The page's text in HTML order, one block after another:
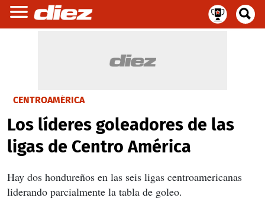
CENTROAMÉRICA
Los líderes goleadores de las
ligas de Centro América
Hay dos hondureños en las seis ligas centroamericanas
liderando parcialmente la tabla de goleo.